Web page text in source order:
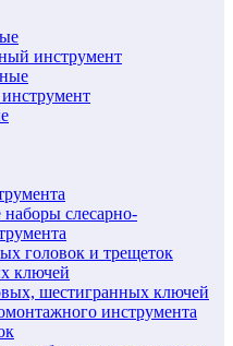
инструмент
слесарно-
головок и трещеток
ключей
шестигранных ключей
инструмента